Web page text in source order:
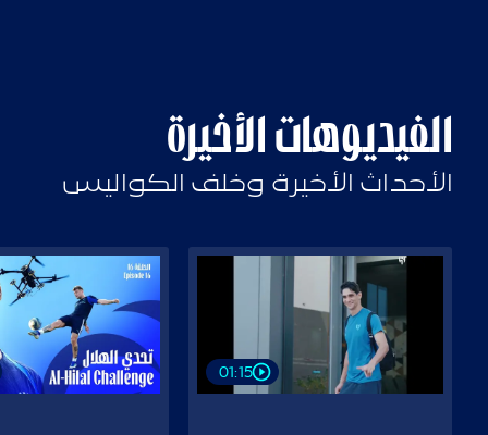
الفيديوهات الأخيرة
الأحداث الأخيرة وخلف الكواليس
هكذا اختتمنا رحلتنا في "النمسا" 💙
01:15
درون وكنترول.. من